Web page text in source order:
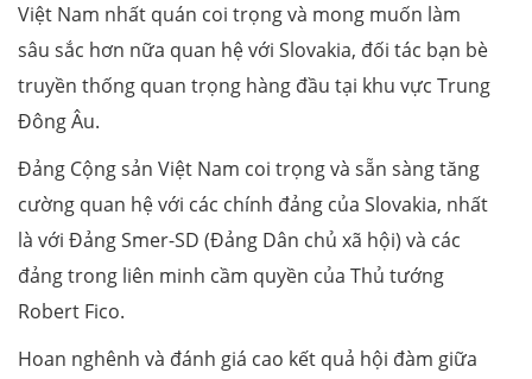
Việt Nam nhất quán coi trọng và mong muốn làm
sâu sắc hơn nữa quan hệ với Slovakia, đối tác bạn bè
truyền thống quan trọng hàng đầu tại khu vực Trung
Đông Âu.
Đảng Cộng sản Việt Nam coi trọng và sẵn sàng tăng
cường quan hệ với các chính đảng của Slovakia, nhất
là với Đảng Smer-SD (Đảng Dân chủ xã hội) và các
đảng trong liên minh cầm quyền của Thủ tướng
Robert Fico.
Hoan nghênh và đánh giá cao kết quả hội đàm giữa